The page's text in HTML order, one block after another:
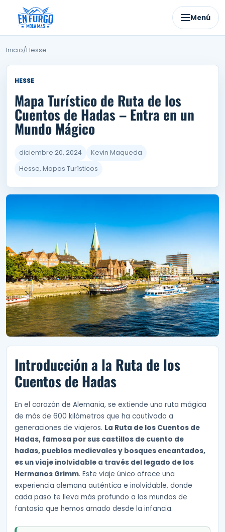
contenido
Menú
Inicio/Hesse
HESSE
Mapa Turístico de Ruta de los
Cuentos de Hadas – Entra en un
Mundo Mágico
diciembre 20, 2024
Kevin Maqueda
Hesse, Mapas Turísticos
Introducción a la Ruta de los
Cuentos de Hadas
En el corazón de Alemania, se extiende una ruta mágica
de más de 600 kilómetros que ha cautivado a
generaciones de viajeros. La Ruta de los Cuentos de
Hadas, famosa por sus castillos de cuento de
hadas, pueblos medievales y bosques encantados,
es un viaje inolvidable a través del legado de los
Hermanos Grimm. Este viaje único ofrece una
experiencia alemana auténtica e inolvidable, donde
cada paso te lleva más profundo a los mundos de
fantasía que hemos amado desde la infancia.